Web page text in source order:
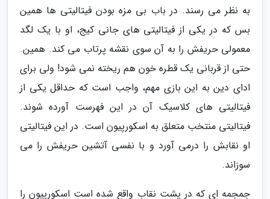
به نظر می رسند. در باب بی مزه بودن فیتالیتی ها همین
بس که در یکی از فیتالیتی های جانی کیج، او با یک لگد
معمولی حریفش را به آن سوی نقشه پرتاب می کند. همین.
حتی از قربانی یک قطره خون هم ریخته نمی شود! ولی برای
ادای دین به این بازی مهم، واجب است که حداقل یکی از
فیتالیتی های کلاسیک آن در این فهرست آورده شوند.
فیتالیتی منتخب متعلق به اسکورپیون است. در این فیتالیتی
او نقابش را درمی آورد و با نفسی آتشین حریفش را می
سوزاند.
جمجمه ای که در پشت نقاب واقع شده است اسکورپیون را